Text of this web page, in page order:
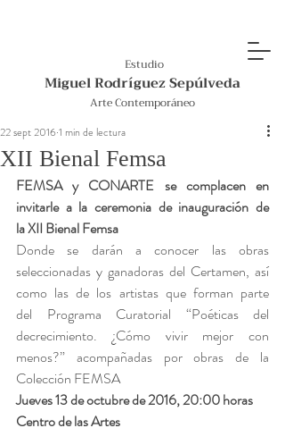
Estudio
Miguel Rodríguez Sepúlveda
Arte Contemporáneo
XII Bienal Femsa
22 sept 20161 min de lectura
FEMSA y CONARTE se complacen en
invitarle a la ceremonia de inauguración de
la XII Bienal Femsa
Donde se darán a conocer las obras
seleccionadas y ganadoras del Certamen, así
como las de los artistas que forman parte
del Programa Curatorial “Poéticas del
decrecimiento. ¿Cómo vivir mejor con
menos?” acompañadas por obras de la
Colección FEMSA
Jueves 13 de octubre de 2016, 20:00 horas
Centro de las Artes